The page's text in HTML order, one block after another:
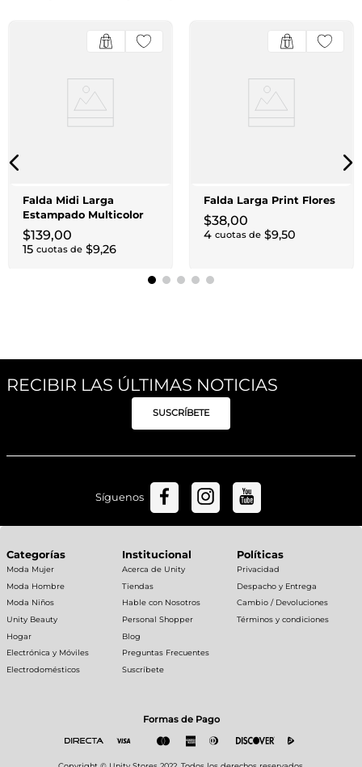
Falda Midi Larga
Estampado Multicolor
$139,00
15 cuotas de $9,26
Falda Larga Print Flores
$38,00
4 cuotas de $9,50
RECIBIR LAS ÚLTIMAS NOTICIAS
SUSCRÍBETE
Síguenos
Categorías
Moda Mujer
Moda Hombre
Moda Niños
Unity Beauty
Hogar
Electrónica y Móviles
Electrodomésticos
Institucional
Acerca de Unity
Tiendas
Hable con Nosotros
Personal Shopper
Blog
Preguntas Frecuentes
Suscríbete
Políticas
Privacidad
Despacho y Entrega
Cambio / Devoluciones
Términos y condiciones
Formas de Pago